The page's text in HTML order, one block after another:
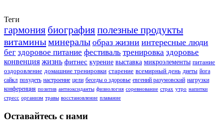
Теги
гармония биографияполезные продукты
витаминыминералы образ жизни интересные люди
бег здоровое питание фестиваль тренировка здоровье
конвенция жизнь фитнес курение выставка микроэлементы питание
оздоровление домашние тренировки старение всемирный день диеты йога
сайкл похудеть настроение цели беседы о здоровье евгений разумовский нагрузки
конференция позитив антиоксиданты физиология соревнование страх утро напитки
стресс организм травы восстановление плавание
Оставайтесь с нами